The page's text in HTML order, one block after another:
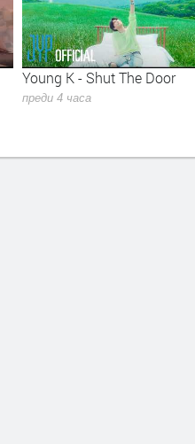
Alina Eremia x Elvana Gjata -
Closure